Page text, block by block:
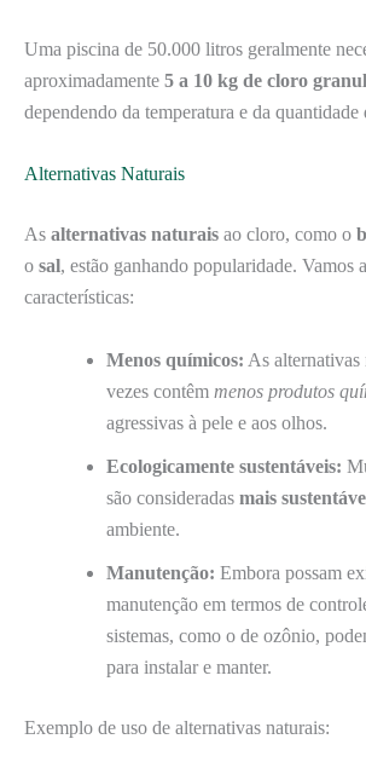
Uma piscina de 50.000 litros geralmente
aproximadamente 5 a 10 kg de cloro
dependendo da temperatura e da quantidade
Alternativas Naturais
As alternativas naturais ao cloro, como o
o sal, estão ganhando popularidade. Vamos
características:
Menos químicos: As alternativas
vezes contêm menos produtos
agressivas à pele e aos olhos.
Ecologicamente sustentáveis:
são consideradas mais
ambiente.
Manutenção: Embora possam
manutenção em termos de
sistemas, como o de ozônio,
para instalar e manter.
Exemplo de uso de alternativas naturais: